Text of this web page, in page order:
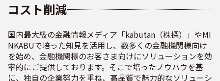
コスト削減
国内最大級の金融情報メディア「kabutan（株探）」やMI
NKABUで培った知見を活用し、数多くの金融機関様向け
を始め、金融機関様のお客さま向けにソリューションを効
率的にご提供しております。そこで培ったノウハウを基
に、独自の企業努力を重ね、高品質で魅力的なソリューシ